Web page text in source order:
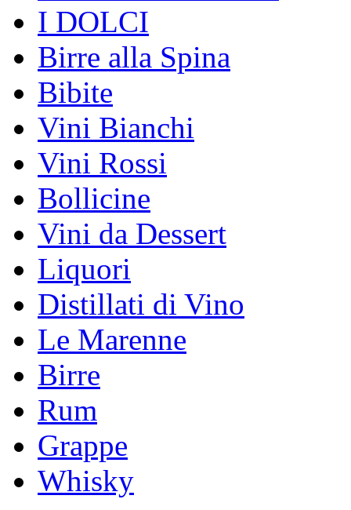
I DOLCI
Birre alla Spina
Bibite
Vini Bianchi
Vini Rossi
Bollicine
Vini da Dessert
Liquori
Distillati di Vino
Le Marenne
Birre
Rum
Grappe
Whisky